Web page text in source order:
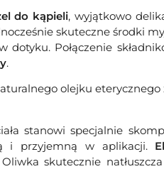
do kąpieli, wyjątkowo
skuteczne środki
dotyku. Połączenie
.
olejku
stanowi specjalnie
i przyjemną w aplikacji.
skutecznie